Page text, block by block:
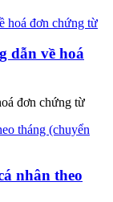
dẫn về hoá
đơn chứng từ
nhân theo